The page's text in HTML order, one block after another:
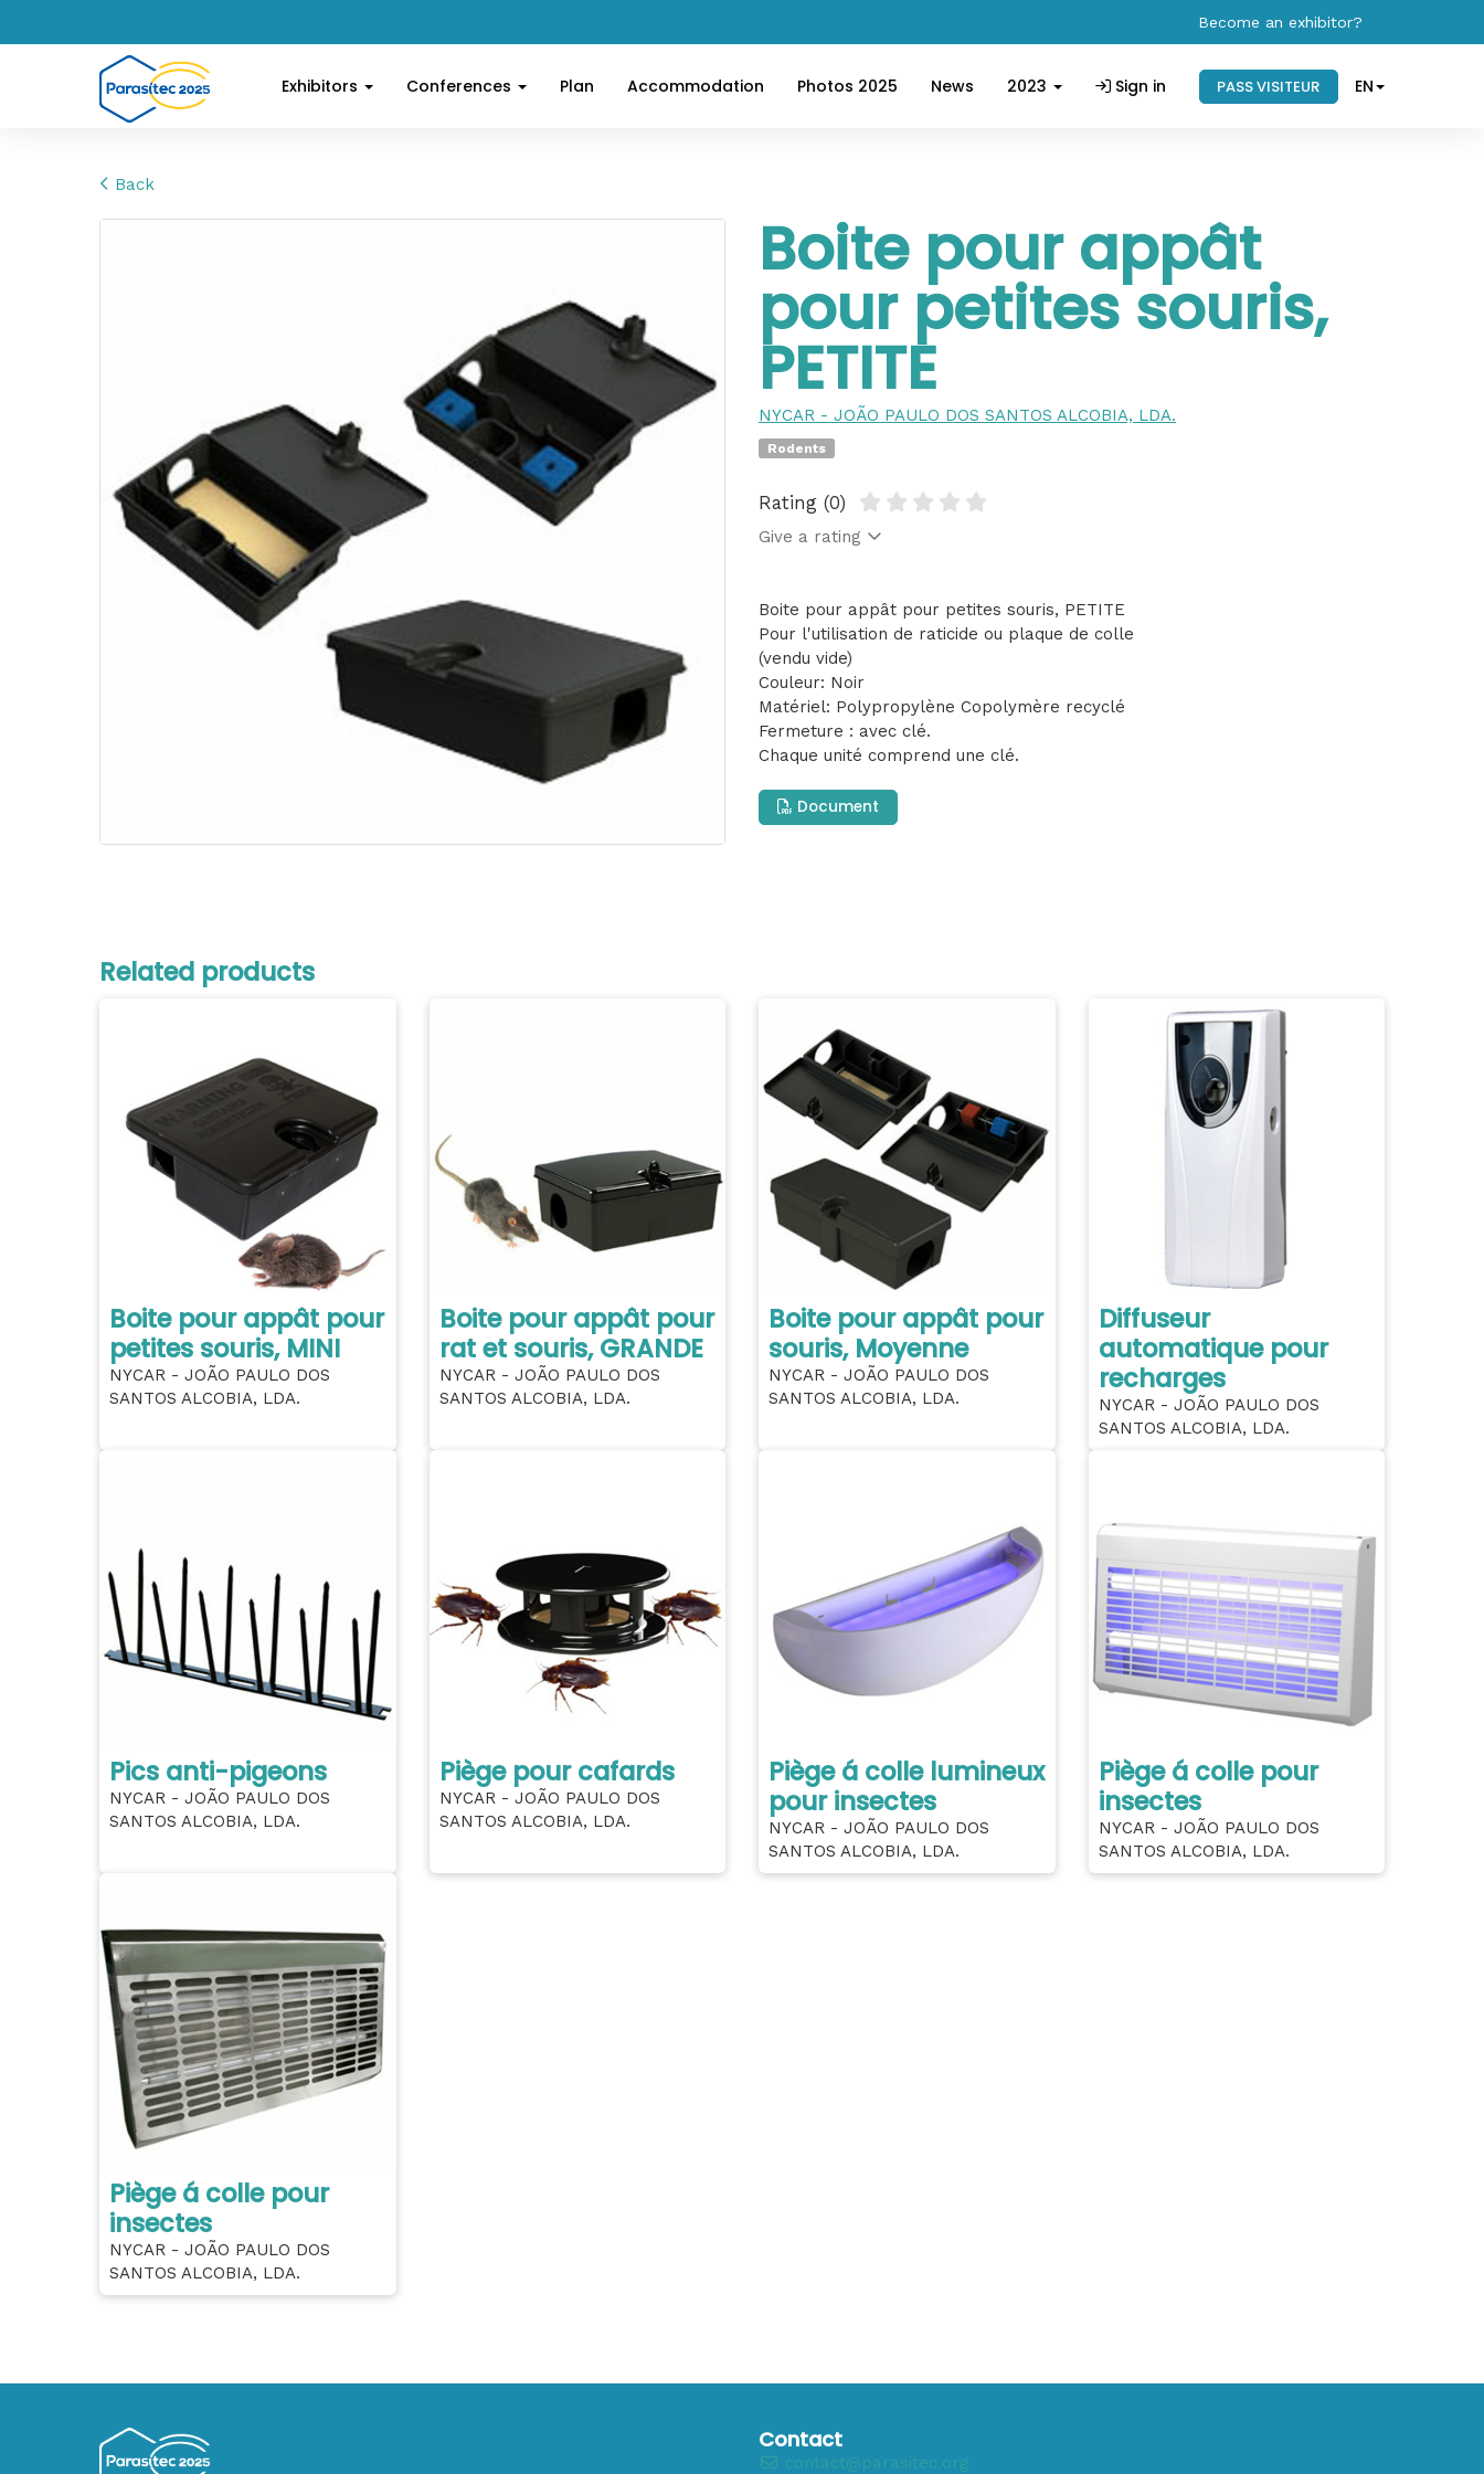
Become an exhibitor?
Exhibitors Conferences Plan Accommodation Photos 2025 News 2023 Sign in PASS VISITEUR EN
Back
Boite pour appât
pour petites souris,
PETITE
NYCAR - JOÃO PAULO DOS SANTOS ALCOBIA, LDA.
Rodents
Rating (0)
Give a rating
Boite pour appât pour petites souris, PETITE
Pour l'utilisation de raticide ou plaque de colle
(vendu vide)
Couleur: Noir
Matériel: Polypropylène Copolymère recyclé
Fermeture : avec clé.
Chaque unité comprend une clé.
Document
Related products
Boite pour appât pour
petites souris, MINI
NYCAR - JOÃO PAULO DOS
SANTOS ALCOBIA, LDA.
Boite pour appât pour
rat et souris, GRANDE
NYCAR - JOÃO PAULO DOS
SANTOS ALCOBIA, LDA.
Boite pour appât pour
souris, Moyenne
NYCAR - JOÃO PAULO DOS
SANTOS ALCOBIA, LDA.
Diffuseur
automatique pour
recharges
NYCAR - JOÃO PAULO DOS
SANTOS ALCOBIA, LDA.
Pics anti-pigeons
NYCAR - JOÃO PAULO DOS
SANTOS ALCOBIA, LDA.
Piège pour cafards
NYCAR - JOÃO PAULO DOS
SANTOS ALCOBIA, LDA.
Piège á colle lumineux
pour insectes
NYCAR - JOÃO PAULO DOS
SANTOS ALCOBIA, LDA.
Piège á colle pour
insectes
NYCAR - JOÃO PAULO DOS
SANTOS ALCOBIA, LDA.
Piège á colle pour
insectes
NYCAR - JOÃO PAULO DOS
SANTOS ALCOBIA, LDA.
Contact